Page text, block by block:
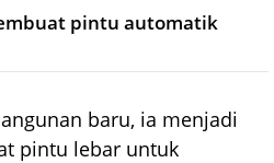
pintu automatik
baru, ia menjadi
pintu lebar untuk